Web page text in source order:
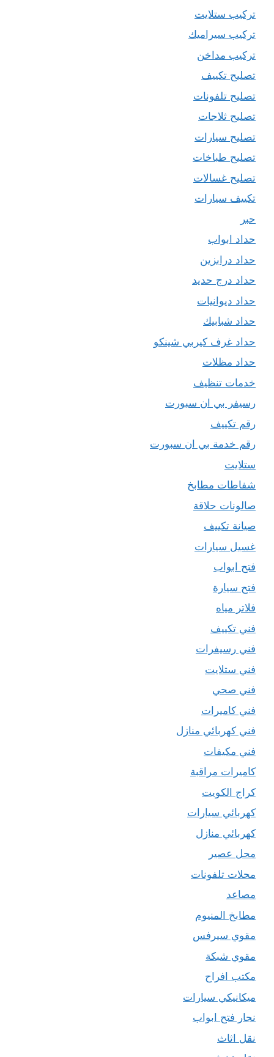
تركيب ستلايت
تركيب سيراميك
تركيب مداخن
تصليح تكييف
تصليح تلفونات
تصليح ثلاجات
تصليح سيارات
تصليح طباخات
تصليح غسالات
تكييف سيارات
حبر
حداد ابواب
حداد درابزين
حداد درج حديد
حداد ديوانيات
حداد شبابيك
حداد غرف كيربي شينكو
حداد مظلات
خدمات تنظيف
رسيفر بي ان سبورت
رقم تكييف
رقم خدمة بي ان سبورت
ستلايت
شفاطات مطابخ
صالونات حلاقة
صيانة تكييف
غسيل سيارات
فتح ابواب
فتح سيارة
فلاتر مياه
فني تكييف
فني رسيفرات
فني ستلايت
فني صحي
فني كاميرات
فني كهربائي منازل
فني مكيفات
كاميرات مراقبة
كراج الكويت
كهربائي سيارات
كهربائي منازل
محل عصير
محلات تلفونات
مصاعد
مطابخ المنيوم
مقوي سيرفس
مقوي شبكة
مكتب افراح
ميكانيكي سيارات
نجار فتح ابواب
نقل اثاث